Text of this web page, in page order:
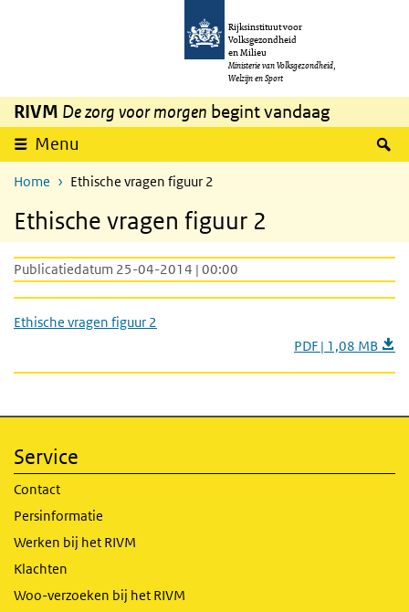
Overslaan en naar de inhoud gaan
Rijksinstituut voor
Volksgezondheid
en Milieu
Ministerie van Volksgezondheid,
Welzijn en Sport
RIVM De zorg voor morgen begint vandaag
Menu
Home Ethische vragen figuur 2
Ethische vragen figuur 2
Publicatiedatum 25-04-2014 | 00:00
Ethische vragen figuur 2
PDF | 1,08 MB
Service
Contact
Persinformatie
Werken bij het RIVM
Klachten
Woo-verzoeken bij het RIVM